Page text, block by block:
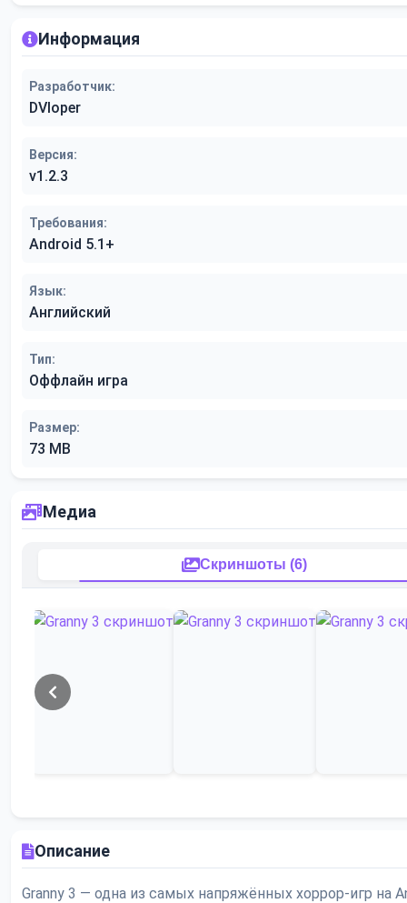
Информация
Разработчик:
DVloper
Версия:
v1.2.3
Требования:
Android 5.1+
Язык:
Английский
Тип:
Оффлайн игра
Размер:
73 MB
Медиа
Скриншоты (6)
Описание
Granny 3 — одна из самых напряжённых хоррор-игр на